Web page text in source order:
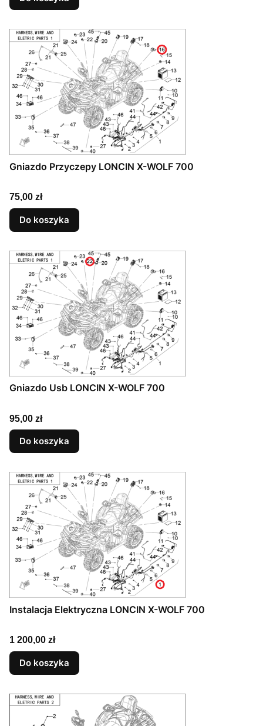
Gniazdo Przyczepy LONCIN X-WOLF 700
Cena
75,00 zł
Do koszyka
Gniazdo Usb LONCIN X-WOLF 700
Cena
95,00 zł
Do koszyka
Instalacja Elektryczna LONCIN X-WOLF 700
Cena
1 200,00 zł
Do koszyka